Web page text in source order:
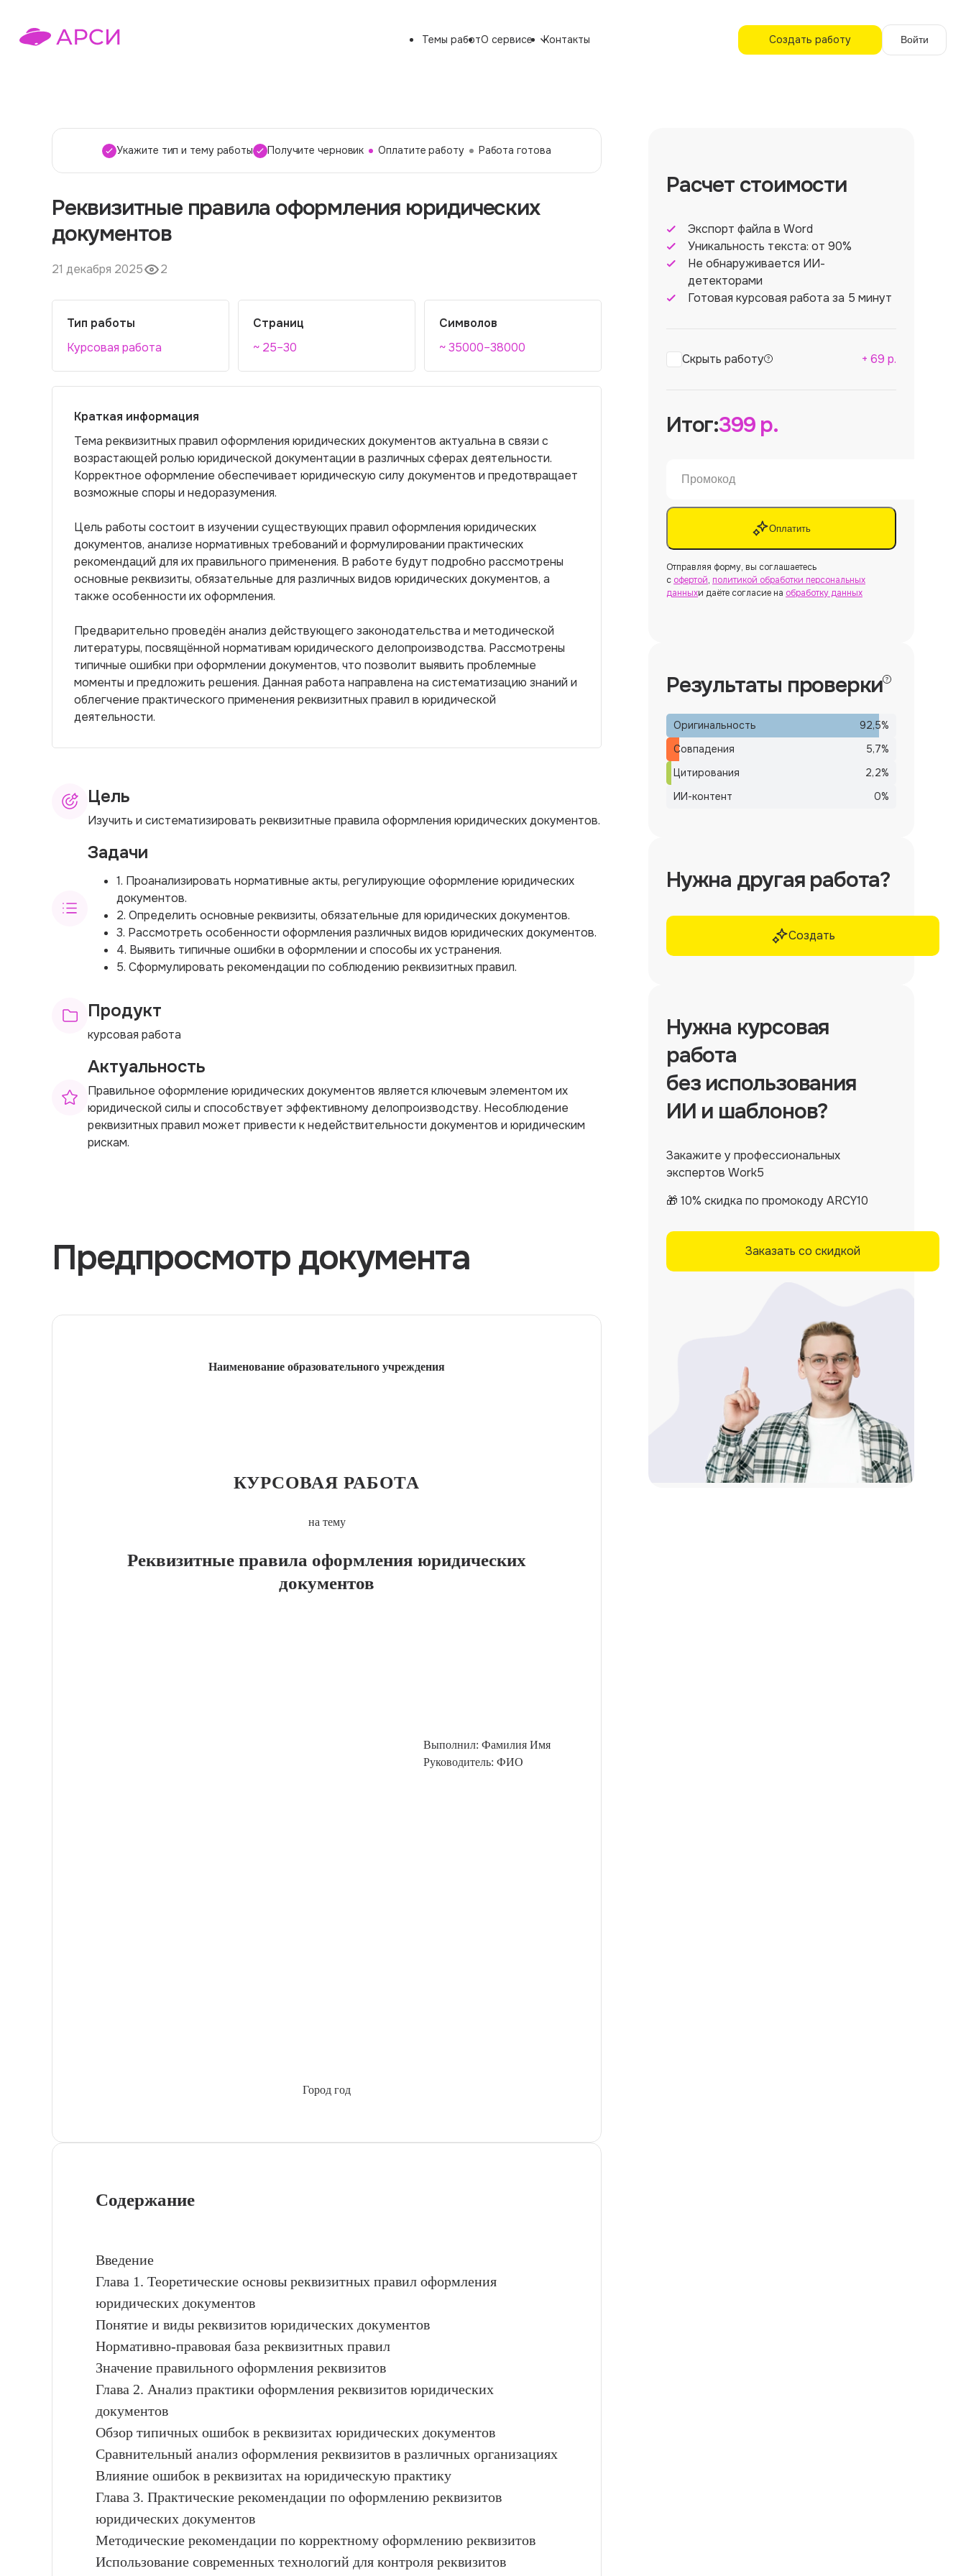
Темы работО сервисе Контакты Создать работу Войти
Укажите тип и тему работы Получите черновик Оплатите работу Работа готова
Реквизитные правила оформления юридических
документов
21 декабря 2025 2
Тип работы
Курсовая работа
Страниц
~ 25–30
Символов
~ 35000–38000
Краткая информация
Тема реквизитных правил оформления юридических документов актуальна в связи с
возрастающей ролью юридической документации в различных сферах деятельности.
Корректное оформление обеспечивает юридическую силу документов и предотвращает
возможные споры и недоразумения.
Цель работы состоит в изучении существующих правил оформления юридических
документов, анализе нормативных требований и формулировании практических
рекомендаций для их правильного применения. В работе будут подробно рассмотрены
основные реквизиты, обязательные для различных видов юридических документов, а
также особенности их оформления.
Предварительно проведён анализ действующего законодательства и методической
литературы, посвящённой нормативам юридического делопроизводства. Рассмотрены
типичные ошибки при оформлении документов, что позволит выявить проблемные
моменты и предложить решения. Данная работа направлена на систематизацию знаний и
облегчение практического применения реквизитных правил в юридической
деятельности.
Цель
Изучить и систематизировать реквизитные правила оформления юридических документов.
Задачи
1. Проанализировать нормативные акты, регулирующие оформление юридических
документов.
2. Определить основные реквизиты, обязательные для юридических документов.
3. Рассмотреть особенности оформления различных видов юридических документов.
4. Выявить типичные ошибки в оформлении и способы их устранения.
5. Сформулировать рекомендации по соблюдению реквизитных правил.
Продукт
курсовая работа
Актуальность
Правильное оформление юридических документов является ключевым элементом их
юридической силы и способствует эффективному делопроизводству. Несоблюдение
реквизитных правил может привести к недействительности документов и юридическим
рискам.
Предпросмотр документа
Наименование образовательного учреждения
КУРСОВАЯ РАБОТА
на тему
Реквизитные правила оформления юридических
документов
Выполнил: Фамилия Имя
Руководитель: ФИО
Город год
Содержание
Введение
Глава 1. Теоретические основы реквизитных правил оформления
юридических документов
Понятие и виды реквизитов юридических документов
Нормативно-правовая база реквизитных правил
Значение правильного оформления реквизитов
Глава 2. Анализ практики оформления реквизитов юридических
документов
Обзор типичных ошибок в реквизитах юридических документов
Сравнительный анализ оформления реквизитов в различных организациях
Влияние ошибок в реквизитах на юридическую практику
Глава 3. Практические рекомендации по оформлению реквизитов
юридических документов
Методические рекомендации по корректному оформлению реквизитов
Использование современных технологий для контроля реквизитов
Расчет стоимости
Экспорт файла в Word
Уникальность текста: от 90%
Не обнаруживается ИИ-
детекторами
Готовая курсовая работа за 5 минут
Скрыть работу + 69 р.
Итог:399р.
Оплатить
Отправляя форму, вы соглашаетесь
с офертой, политикой обработки персональных
данныхи даёте согласие на обработку данных
Результаты проверки
Оригинальность 92,5%
Совпадения
5,7%
Цитирования
2,2%
ИИ-контент
0%
Нужна другая работа?
Создать
Нужна курсовая
работа
без использования
ИИ и шаблонов?
Закажите у профессиональных
экспертов Work5
🎁 10% скидка по промокоду ARCY10
Заказать со скидкой